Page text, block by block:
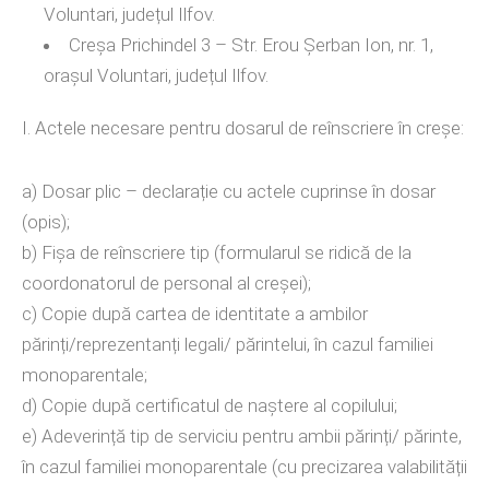
Voluntari, județul Ilfov.
Creșa Prichindel 3 – Str. Erou Șerban Ion, nr. 1,
orașul Voluntari, județul Ilfov.
I. Actele necesare pentru dosarul de reînscriere în creșe:
a) Dosar plic – declarație cu actele cuprinse în dosar
(opis);
b) Fișa de reînscriere tip (formularul se ridică de la
coordonatorul de personal al creșei);
c) Copie după cartea de identitate a ambilor
părinți/reprezentanți legali/ părintelui, în cazul familiei
monoparentale;
d) Copie după certificatul de naștere al copilului;
e) Adeverință tip de serviciu pentru ambii părinți/ părinte,
în cazul familiei monoparentale (cu precizarea valabilității